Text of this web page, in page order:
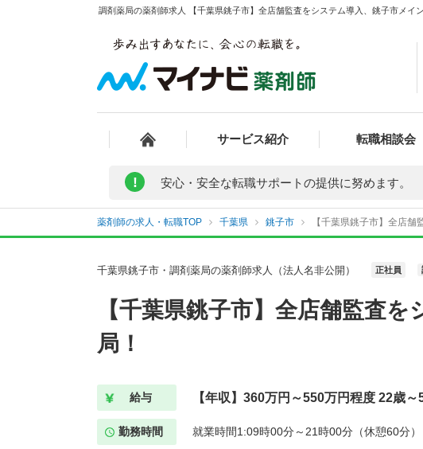
調剤薬局の薬剤師求人 【千葉県銚子市】全店舗監査をシステム導入、銚子市メイ
サービス紹介 転職相談会
! 安心・安全な転職サポートの提供に努めます。
薬剤師の求人・転職TOP 千葉県 銚子市 【千葉県銚子市】全店
千葉県銚子市・調剤薬局の薬剤師求人（法人名非公開） 正社員
【千葉県銚子市】全店舗監査
局！
給与 【年収】360万円～550万円程度 22歳
勤務時間 就業時間1:09時00分～21時00分（休憩60分）